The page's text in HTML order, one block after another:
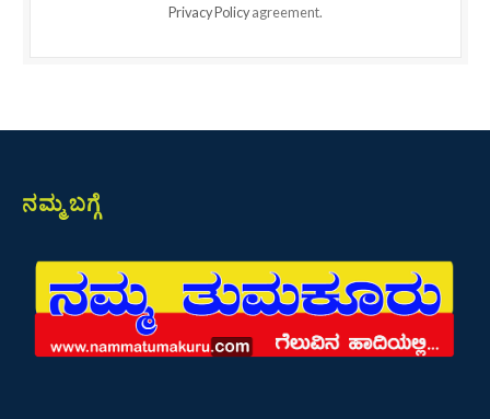
Privacy Policy agreement.
ನಮ್ಮ ಬಗ್ಗೆ